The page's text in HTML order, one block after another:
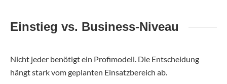
Einstieg vs. Business-Niveau
Nicht jeder benötigt ein Profimodell. Die Entscheidung
hängt stark vom geplanten Einsatzbereich ab.